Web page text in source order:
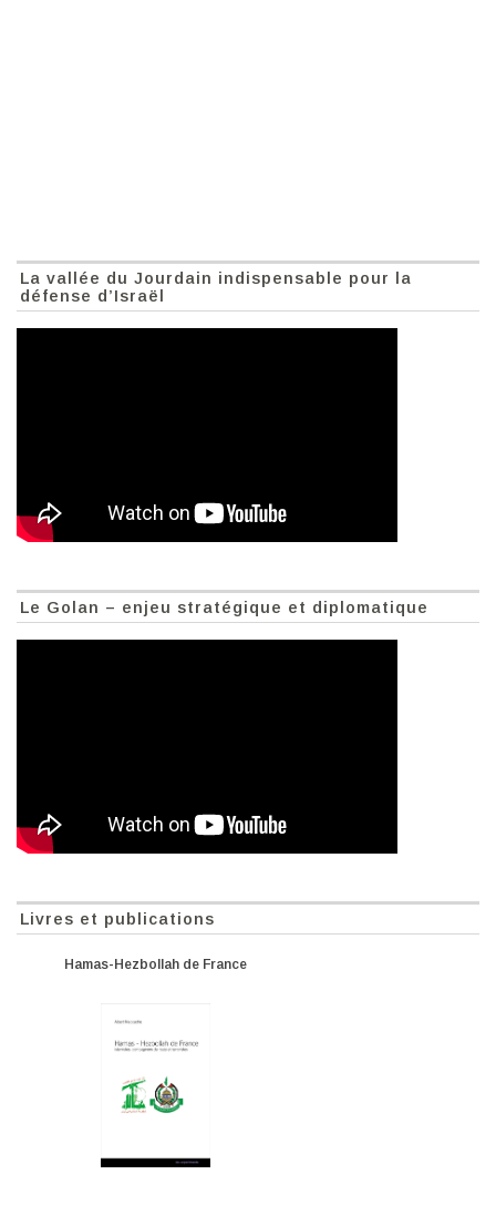
La vallée du Jourdain indispensable pour la
défense d’Israël
Le Golan – enjeu stratégique et diplomatique
Livres et publications
Hamas-Hezbollah de France